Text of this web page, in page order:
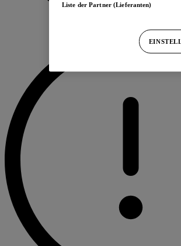
Liste der Partner (Lieferanten)